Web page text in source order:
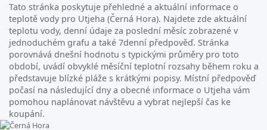
Tato stránka poskytuje přehledné a aktuální informace o
teplotě vody pro Utjeha (Černá Hora). Najdete zde aktuální
teplotu vody, denní údaje za poslední měsíc zobrazené v
jednoduchém grafu a také 7denní předpověď. Stránka
porovnává dnešní hodnotu s typickými průměry pro toto
období, uvádí obvyklé měsíční teplotní rozsahy během roku a
představuje blízké pláže s krátkými popisy. Místní předpověď
počasí na následující dny a obecné informace o Utjeha vám
pomohou naplánovat návštěvu a vybrat nejlepší čas ke
koupání.